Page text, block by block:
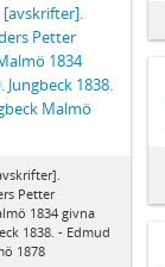
Petter
1834
Jungbeck 1838.
Malmö
Petter
1834 givna
1838. - Edmud
1878